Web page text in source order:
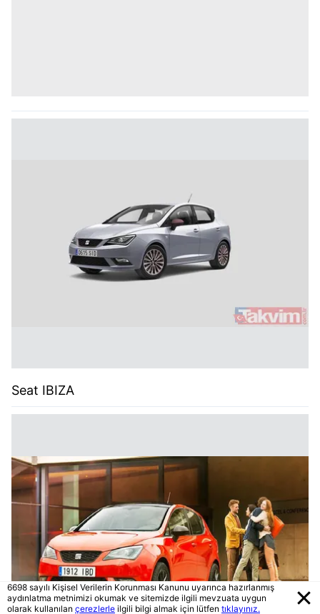
Seat IBIZA
6698 sayılı Kişisel Verilerin Korunması Kanunu uyarınca hazırlanmış
aydınlatma metnimizi okumak ve sitemizde ilgili mevzuata uygun
olarak kullanılan çerezlerle ilgili bilgi almak için lütfen tıklayınız.